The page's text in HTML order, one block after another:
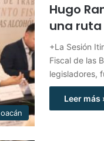
Hugo
una ruta
+La Sesión
Fiscal de las
legisladores,
Leer más